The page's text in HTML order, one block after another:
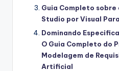
Guia Completo
Studio por Visual
Dominando
O Guia Completo do
Modelagem de
Artificial